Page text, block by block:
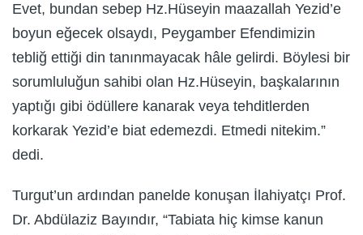
Evet, bundan sebep Hz.Hüseyin maazallah Yezid’e
boyun eğecek olsaydı, Peygamber Efendimizin
tebliğ ettiği din tanınmayacak hâle gelirdi. Böylesi bir
sorumluluğun sahibi olan Hz.Hüseyin, başkalarının
yaptığı gibi ödüllere kanarak veya tehditlerden
korkarak Yezid’e biat edemezdi. Etmedi nitekim.”
dedi.
Turgut’un ardından panelde konuşan İlahiyatçı Prof.
Dr. Abdülaziz Bayındır, “Tabiata hiç kimse kanun